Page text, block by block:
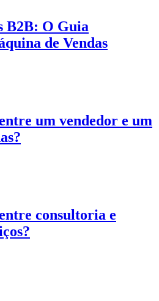
B2B: O Guia
de Vendas
um vendedor e um
consultoria e